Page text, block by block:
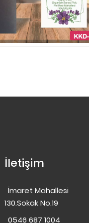
İletişim
İmaret Mahallesi
130.Sokak No.19
0546 687 1004